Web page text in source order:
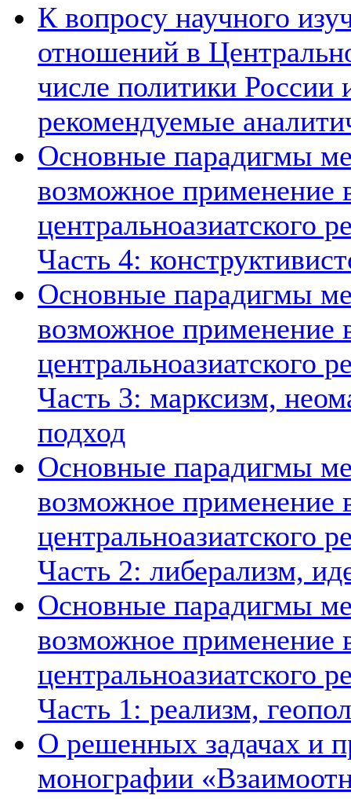
К вопросу научного
отношений в
числе политики России
рекомендуемые
Основные парадигмы
возможное применение
центральноазиатского
Часть 4:
Основные парадигмы
возможное применение
центральноазиатского
Часть 3: марксизм,
подход
Основные парадигмы
возможное применение
центральноазиатского
Часть 2: либерализм,
Основные парадигмы
возможное применение
центральноазиатского
Часть 1: реализм,
О решенных задачах и
монографии